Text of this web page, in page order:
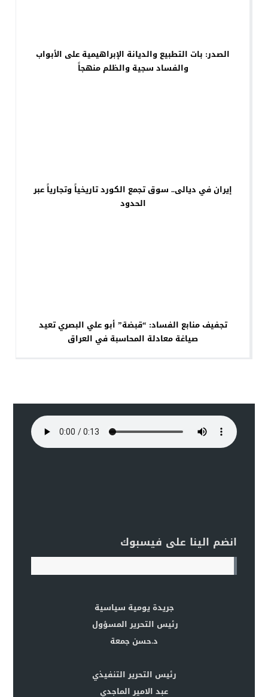
الصدر: بات التطبيع والديانة الإبراهيمية على الأبواب
والفساد سجية والظلم منهجاً
إيران في ديالى.. سوق تجمع الكورد تاريخياً وتجارياً عبر
الحدود
تجفيف منابع الفساد: “قبضة” أبو علي البصري تعيد
صياغة معادلة المحاسبة في العراق
انضم الينا على فيسبوك
جريدة يومية سياسية
رئيس التحرير المسؤول
د.حسن جمعة
رئيس التحرير التنفيذي
عبد الامير الماجدي